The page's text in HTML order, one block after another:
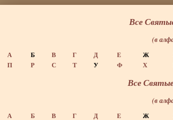
Все
(в
А Б В Г Д Е Ж
П
Р С Т У Ф Х
Все
(в
А Б В Г Д Е Ж